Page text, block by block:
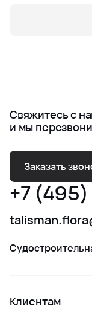
Свяжитесь с
и мы
Заказать
+7
Клиентам